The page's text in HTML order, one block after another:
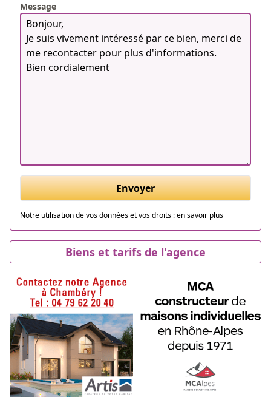
Message
Envoyer
Notre utilisation de vos données et vos droits :en savoir plus
Biens et tarifs de l'agence